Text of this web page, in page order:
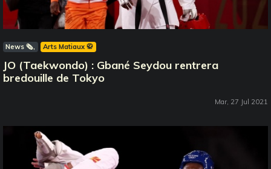
News 🗞️ Arts Matiaux 🥋
JO (Taekwondo) : Gbané Seydou rentrera
bredouille de Tokyo
Mar, 27 Jul 2021